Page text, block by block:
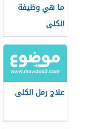
ما هي وظيفة
الكلى
علاج رمل الكلى